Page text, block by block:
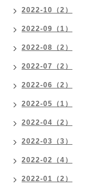
2022-10（2）
2022-09（1）
2022-08（2）
2022-07（2）
2022-06（2）
2022-05（1）
2022-04（2）
2022-03（3）
2022-02（4）
2022-01（2）